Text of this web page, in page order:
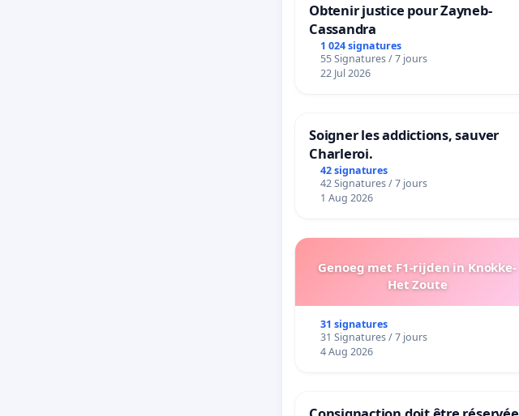
Obtenir justice pour Zayneb-
Cassandra
1 024 signatures
55 Signatures / 7 jours
22 Jul 2026
Soigner les addictions, sauver
Charleroi.
42 signatures
42 Signatures / 7 jours
1 Aug 2026
Genoeg met F1-rijden in Knokke-
Het Zoute
31 signatures
31 Signatures / 7 jours
4 Aug 2026